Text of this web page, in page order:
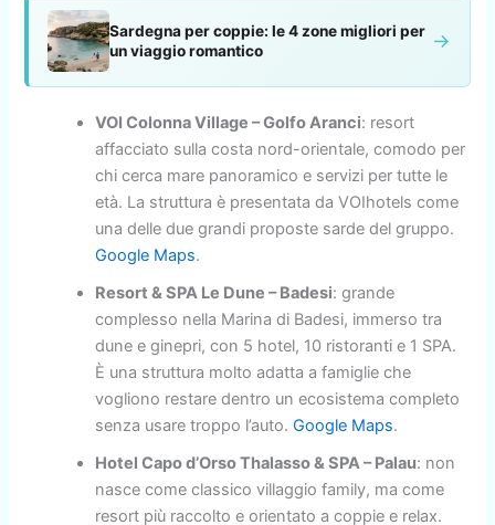
Sardegna per coppie: le 4 zone migliori per
un viaggio romantico
→
VOI Colonna Village – Golfo Aranci: resort
affacciato sulla costa nord-orientale, comodo per
chi cerca mare panoramico e servizi per tutte le
età. La struttura è presentata da VOIhotels come
una delle due grandi proposte sarde del gruppo.
Google Maps.
Resort & SPA Le Dune – Badesi: grande
complesso nella Marina di Badesi, immerso tra
dune e ginepri, con 5 hotel, 10 ristoranti e 1 SPA.
È una struttura molto adatta a famiglie che
vogliono restare dentro un ecosistema completo
senza usare troppo l’auto.Google Maps.
Hotel Capo d’Orso Thalasso & SPA – Palau: non
nasce come classico villaggio family, ma come
resort più raccolto e orientato a coppie e relax.